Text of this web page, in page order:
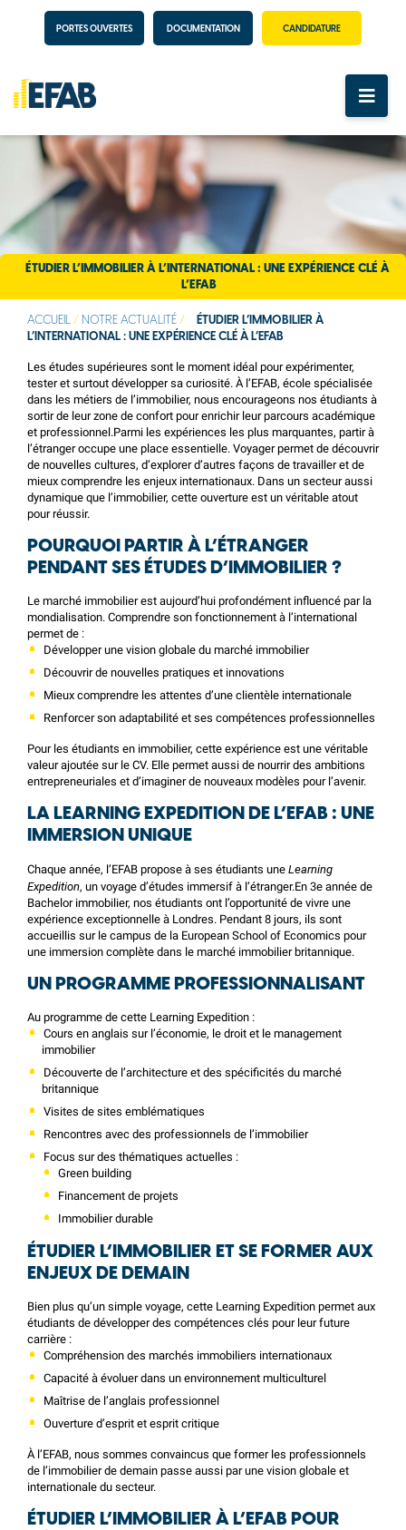
PORTES OUVERTES DOCUMENTATION CANDIDATURE
ÉTUDIER L’IMMOBILIER À L’INTERNATIONAL : UNE EXPÉRIENCE CLÉ À
L’EFAB
ACCUEIL / NOTRE ACTUALITÉ /
ÉTUDIER L’IMMOBILIER À
L’INTERNATIONAL : UNE EXPÉRIENCE CLÉ À L’EFAB
Les études supérieures sont le moment idéal pour expérimenter,
tester et surtout développer sa curiosité. À l’EFAB, école spécialisée
dans les métiers de l’immobilier, nous encourageons nos étudiants à
sortir de leur zone de confort pour enrichir leur parcours académique
et professionnel.Parmi les expériences les plus marquantes, partir à
l’étranger occupe une place essentielle. Voyager permet de découvrir
de nouvelles cultures, d’explorer d’autres façons de travailler et de
mieux comprendre les enjeux internationaux. Dans un secteur aussi
dynamique que l’immobilier, cette ouverture est un véritable atout
pour réussir.
POURQUOI PARTIR À L’ÉTRANGER
PENDANT SES ÉTUDES D’IMMOBILIER ?
Le marché immobilier est aujourd’hui profondément influencé par la
mondialisation. Comprendre son fonctionnement à l’international
permet de :
Développer une vision globale du marché immobilier
Découvrir de nouvelles pratiques et innovations
Mieux comprendre les attentes d’une clientèle internationale
Renforcer son adaptabilité et ses compétences professionnelles
Pour les étudiants en immobilier, cette expérience est une véritable
valeur ajoutée sur le CV. Elle permet aussi de nourrir des ambitions
entrepreneuriales et d’imaginer de nouveaux modèles pour l’avenir.
LA LEARNING EXPEDITION DE L’EFAB : UNE
IMMERSION UNIQUE
Chaque année, l’EFAB propose à ses étudiants une Learning
Expedition, un voyage d’études immersif à l’étranger.En 3e année de
Bachelor immobilier, nos étudiants ont l’opportunité de vivre une
expérience exceptionnelle à Londres. Pendant 8 jours, ils sont
accueillis sur le campus de la European School of Economics pour
une immersion complète dans le marché immobilier britannique.
UN PROGRAMME PROFESSIONNALISANT
Au programme de cette Learning Expedition :
Cours en anglais sur l’économie, le droit et le management
immobilier
Découverte de l’architecture et des spécificités du marché
britannique
Visites de sites emblématiques
Rencontres avec des professionnels de l’immobilier
Focus sur des thématiques actuelles :
Green building
Financement de projets
Immobilier durable
ÉTUDIER L’IMMOBILIER ET SE FORMER AUX
ENJEUX DE DEMAIN
Bien plus qu’un simple voyage, cette Learning Expedition permet aux
étudiants de développer des compétences clés pour leur future
carrière :
Compréhension des marchés immobiliers internationaux
Capacité à évoluer dans un environnement multiculturel
Maîtrise de l’anglais professionnel
Ouverture d’esprit et esprit critique
À l’EFAB, nous sommes convaincus que former les professionnels
de l’immobilier de demain passe aussi par une vision globale et
internationale du secteur.
ÉTUDIER L’IMMOBILIER À L’EFAB POUR